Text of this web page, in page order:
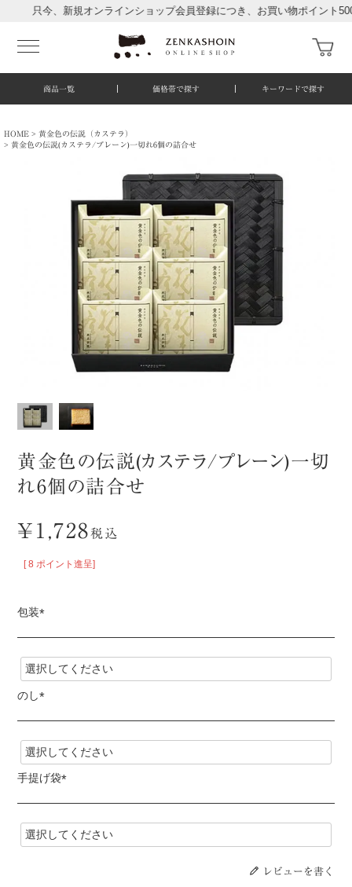
只今、新規オンラインショップ会員登録につき、お買い物ポイント500
商品一覧 価格帯で探す キーワードで探す
HOME
黄金色の伝説（カステラ）
黄金色の伝説(カステラ/プレーン)一切れ6個の詰合せ
黄金色の伝説(カステラ/プレーン)一切
れ6個の詰合せ
¥ 1,728税込
[ 8 ポイント進呈]
包装
(
必
須
)
のし
(
須
)
手提げ袋
(
須
レビューを書く